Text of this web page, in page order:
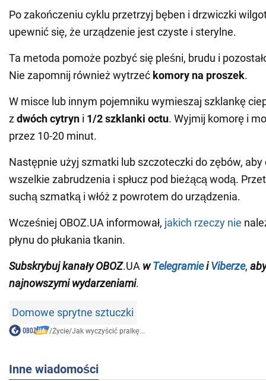
Po zakończeniu cyklu przetrzyj bęben i drzwiczki
upewnić się, że urządzenie jest czyste i sterylne.
Ta metoda pomoże pozbyć się pleśni, brudu i
Nie zapomnij również wytrzeć komory na proszek.
W misce lub innym pojemniku wymieszaj szklankę
zdwóch cytryn i 1/2 szklanki octu. Wyjmij komorę i
przez 10-20 minut.
Następnie użyj szmatki lub szczoteczki do zębów, aby
wszelkie zabrudzenia i spłucz pod bieżącą wodą.
suchą szmatką i włóż z powrotem do urządzenia.
Wcześniej OBOZ.UA informował, jakich rzeczy nie
płynu do płukania tkanin.
SubskrybujkanałyOBOZ.UA wTelegramieiViberze,
najnowszymi wydarzeniami.
Domowe sprytne sztuczki
/Życie/Jak wyczyścić pralkę...
Inne wiadomości